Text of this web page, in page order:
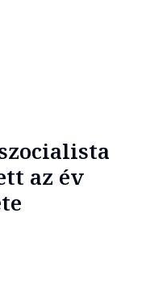
az év